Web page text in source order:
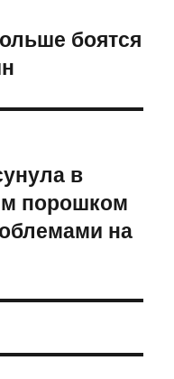
боятся
в
порошком
на